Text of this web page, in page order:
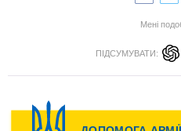
Мені
ПІДСУМУВАТИ: